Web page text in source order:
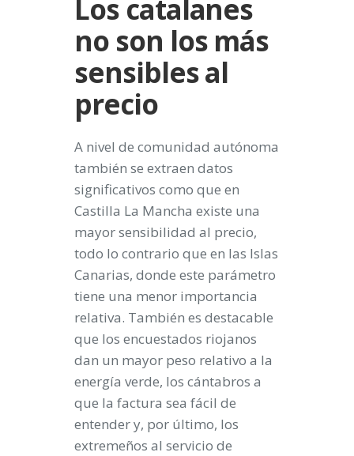
Los catalanes
no son los más
sensibles al
precio
A nivel de comunidad autónoma
también se extraen datos
significativos como que en
Castilla La Mancha existe una
mayor sensibilidad al precio,
todo lo contrario que en las Islas
Canarias, donde este parámetro
tiene una menor importancia
relativa. También es destacable
que los encuestados riojanos
dan un mayor peso relativo a la
energía verde, los cántabros a
que la factura sea fácil de
entender y, por último, los
extremeños al servicio de